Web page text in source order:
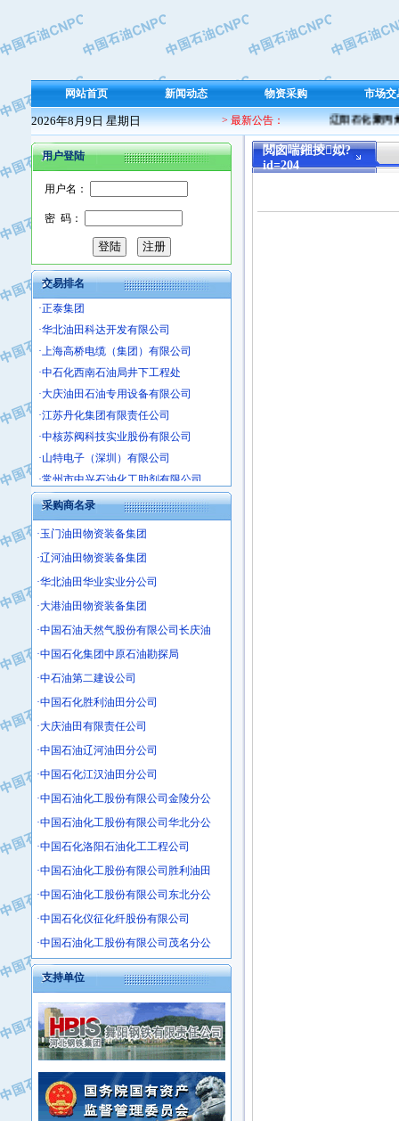
网站首页 新闻动态 物资采购 市场交
2026年8月9日 星期日 > 最新公告： 辽阳石化聚丙烯
用户登陆
用户名：
密 码：
交易排名
·保定北奥石油物探特种车辆制造有限
·盘锦辽河油田天意石油装备有限公司
·沧州市电气控制设备厂
·南石力天传动件有限公司
·浙江瑞普环境技术有限公司
·华北石油新大禹环保设备有限公司
·河北翼凌机械制造总厂
·萍乡市庞泰化工填料有限公司
·上海宝钢商贸有限公司
·辽河石油勘探局总机械厂
·正泰集团
·华北油田科达开发有限公司
·上海高桥电缆（集团）有限公司
·中石化西南石油局井下工程处
·大庆油田石油专用设备有限公司
·江苏丹化集团有限责任公司
·中核苏阀科技实业股份有限公司
·山特电子（深圳）有限公司
·常州市中兴石油化工助剂有限公司
·姜堰市三联助剂有限公司
·四川中光高技术研究所有限责任公司
·江苏天安防雷工程有限责任公司
·山东东营胜利工业园区
·自贡五洲防腐安装有限公司
·中核苏阀科技实业股份有限公司
·济南柴油机股份有限公司
·上海科瑞曼士德电源系统集成有限公
·东方合金铸造厂
·保定北奥石油物探特种车辆制造有限
·盘锦辽河油田天意石油装备有限公司
·南石力天传动件有限公司
·浙江瑞普环境技术有限公司
·华北石油新大禹环保设备有限公司
·河北翼凌机械制造总厂
·萍乡市庞泰化工填料有限公司
·实华(天津)国际贸易有限公司
·上海宝钢商贸有限公司
·辽河石油勘探局总机械厂
·正泰集团
·华北油田科达开发有限公司
·中石化西南石油局井下工程处
·大庆油田石油专用设备有限公司
采购商名录
·玉门油田物资装备集团
·辽河油田物资装备集团
·华北油田华业实业分公司
·大港油田物资装备集团
·中国石油天然气股份有限公司长庆油
·中国石化集团中原石油勘探局
·中石油第二建设公司
·中国石化胜利油田分公司
·大庆油田有限责任公司
·中国石油辽河油田分公司
·中国石化江汉油田分公司
·中国石油化工股份有限公司金陵分公
·中国石油化工股份有限公司华北分公
·中国石化洛阳石油化工工程公司
·中国石油化工股份有限公司胜利油田
·中国石油化工股份有限公司东北分公
·中国石化仪征化纤股份有限公司
·中国石油化工股份有限公司茂名分公
支持单位
·中国石化茂名石化分公司
·中国石油大港油田分公司
閲囪喘鎺掕姒?
id=204